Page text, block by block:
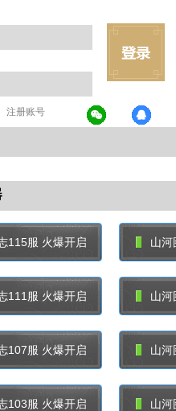
注册账号
115服 火爆开启 山河
111服 火爆开启 山河
107服 火爆开启 山河
103服 火爆开启 山河